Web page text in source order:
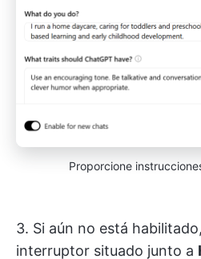
Proporcione
3. Si aún no está
interruptor situado junto a